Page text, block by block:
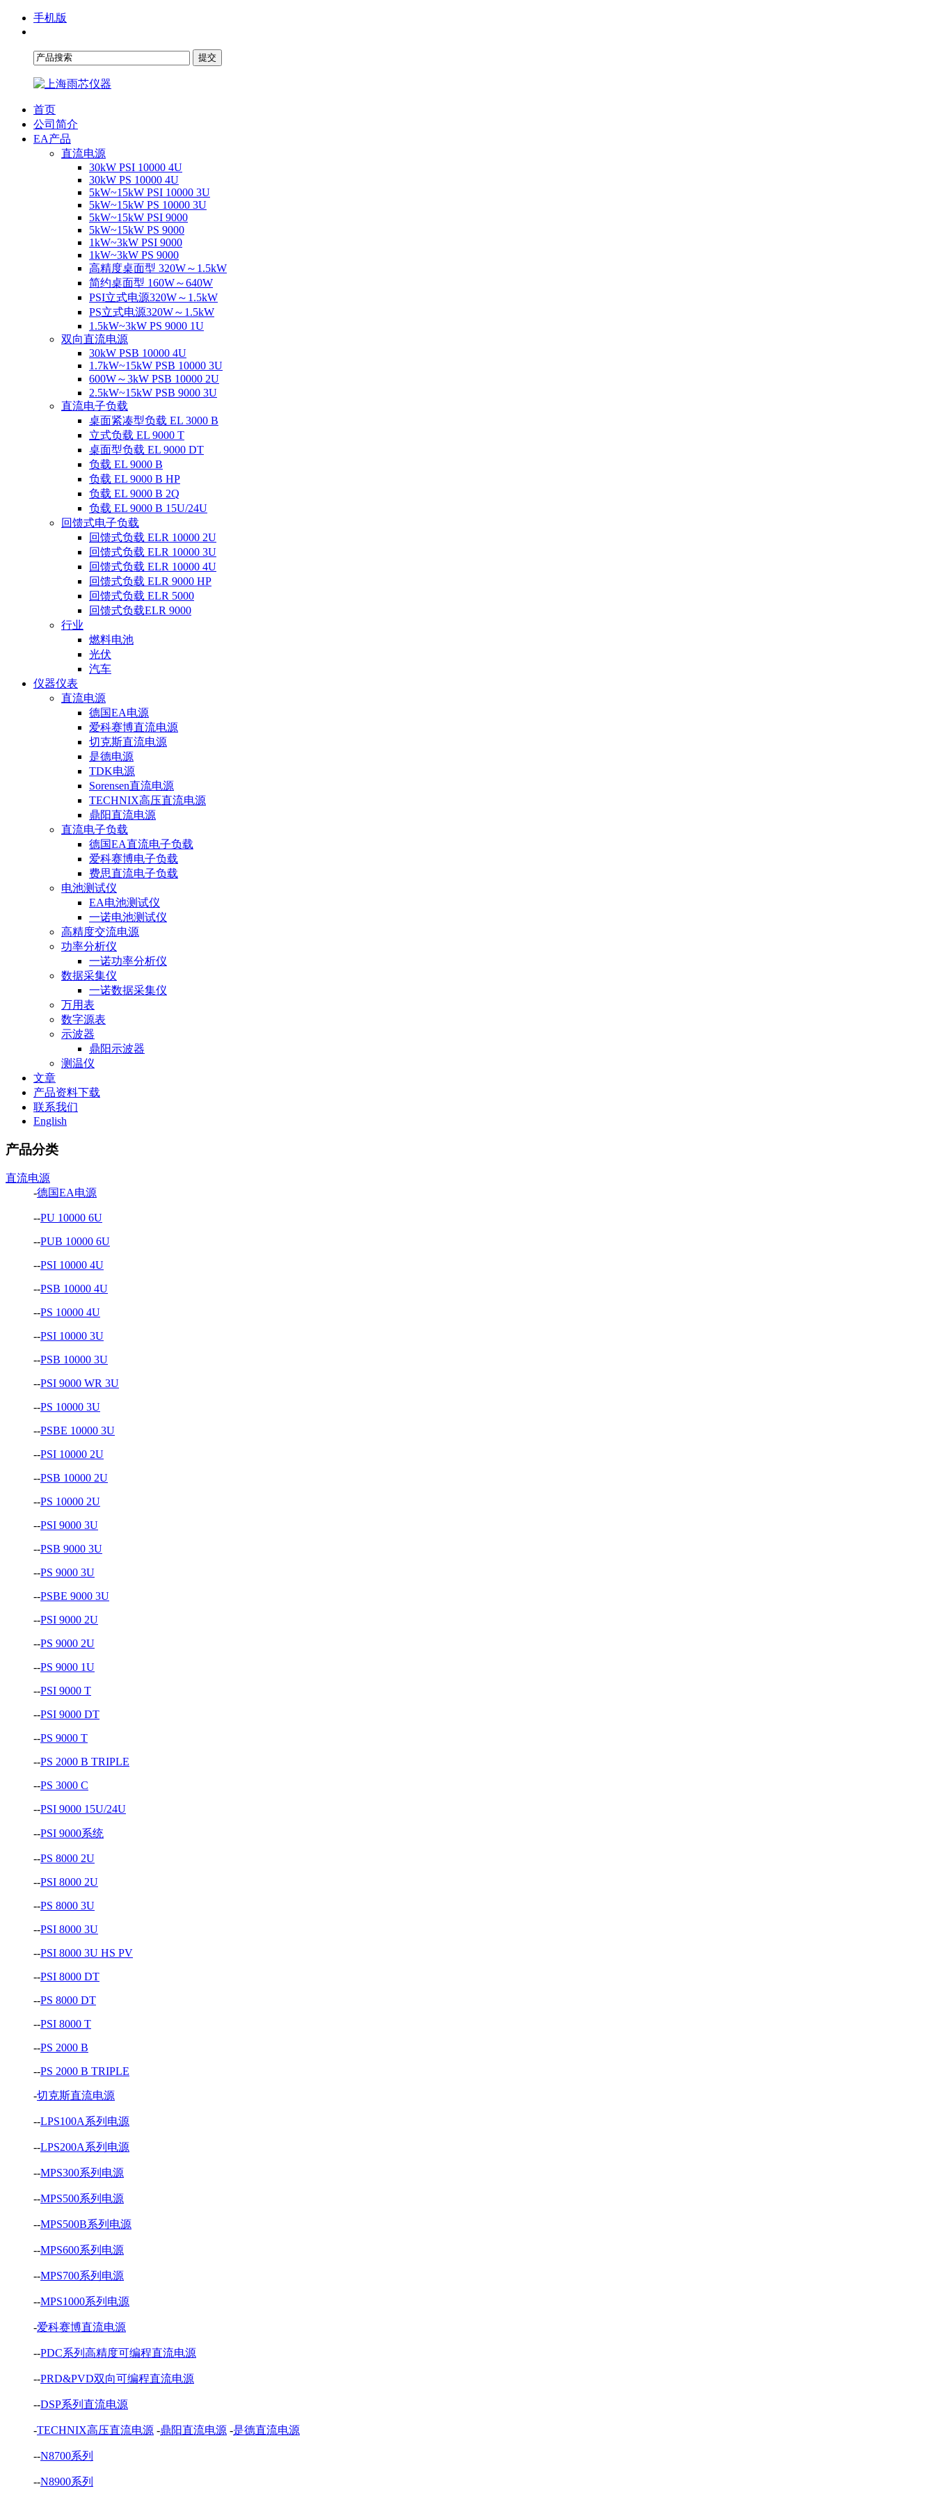
手机版
首页
公司简介
EA产品
直流电源
30kW PSI 10000 4U
30kW PS 10000 4U
5kW~15kW PSI 10000 3U
5kW~15kW PS 10000 3U
5kW~15kW PSI 9000
5kW~15kW PS 9000
1kW~3kW PSI 9000
1kW~3kW PS 9000
高精度桌面型 320W～1.5kW
简约桌面型 160W～640W
PSI立式电源320W～1.5kW
PS立式电源320W～1.5kW
1.5kW~3kW PS 9000 1U
双向直流电源
30kW PSB 10000 4U
1.7kW~15kW PSB 10000 3U
600W～3kW PSB 10000 2U
2.5kW~15kW PSB 9000 3U
直流电子负载
桌面紧凑型负载 EL 3000 B
立式负载 EL 9000 T
桌面型负载 EL 9000 DT
负载 EL 9000 B
负载 EL 9000 B HP
负载 EL 9000 B 2Q
负载 EL 9000 B 15U/24U
回馈式电子负载
回馈式负载 ELR 10000 2U
回馈式负载 ELR 10000 3U
回馈式负载 ELR 10000 4U
回馈式负载 ELR 9000 HP
回馈式负载 ELR 5000
回馈式负载ELR 9000
行业
燃料电池
光伏
汽车
仪器仪表
直流电源
德国EA电源
爱科赛博直流电源
切克斯直流电源
是德电源
TDK电源
Sorensen直流电源
TECHNIX高压直流电源
鼎阳直流电源
直流电子负载
德国EA直流电子负载
爱科赛博电子负载
费思直流电子负载
电池测试仪
EA电池测试仪
一诺电池测试仪
高精度交流电源
功率分析仪
一诺功率分析仪
数据采集仪
一诺数据采集仪
万用表
数字源表
示波器
鼎阳示波器
测温仪
文章
产品资料下载
联系我们
English
产品分类
直流电源
-德国EA电源
--PU 10000 6U
--PUB 10000 6U
--PSI 10000 4U
--PSB 10000 4U
--PS 10000 4U
--PSI 10000 3U
--PSB 10000 3U
--PSI 9000 WR 3U
--PS 10000 3U
--PSBE 10000 3U
--PSI 10000 2U
--PSB 10000 2U
--PS 10000 2U
--PSI 9000 3U
--PSB 9000 3U
--PS 9000 3U
--PSBE 9000 3U
--PSI 9000 2U
--PS 9000 2U
--PS 9000 1U
--PSI 9000 T
--PSI 9000 DT
--PS 9000 T
--PS 2000 B TRIPLE
--PS 3000 C
--PSI 9000 15U/24U
--PSI 9000系统
--PS 8000 2U
--PSI 8000 2U
--PS 8000 3U
--PSI 8000 3U
--PSI 8000 3U HS PV
--PSI 8000 DT
--PS 8000 DT
--PSI 8000 T
--PS 2000 B
--PS 2000 B TRIPLE
-切克斯直流电源
--LPS100A系列电源
--LPS200A系列电源
--MPS300系列电源
--MPS500系列电源
--MPS500B系列电源
--MPS600系列电源
--MPS700系列电源
--MPS1000系列电源
-爱科赛博直流电源
--PDC系列高精度可编程直流电源
--PRD&PVD双向可编程直流电源
--DSP系列直流电源
-TECHNIX高压直流电源 -鼎阳直流电源 -是德直流电源
--N8700系列
--N8900系列